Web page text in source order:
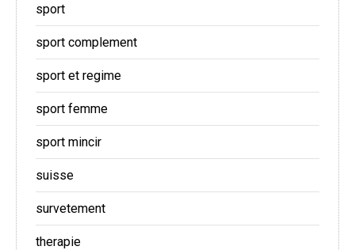
sport
sport complement
sport et regime
sport femme
sport mincir
suisse
survetement
therapie